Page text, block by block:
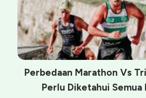
Perbedaan Marathon Vs
Perlu Diketahui Semua